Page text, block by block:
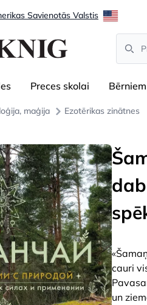
Savienotās Valstis
Search
Preces skolai Bērniem
maģija Ezotērikas zinātnes
cauri
un